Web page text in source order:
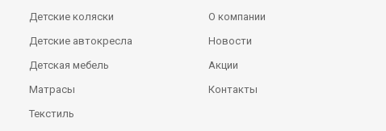
Детские коляски
Детские автокресла
Детская мебель
Матрасы
Текстиль
О компании
Новости
Акции
Контакты